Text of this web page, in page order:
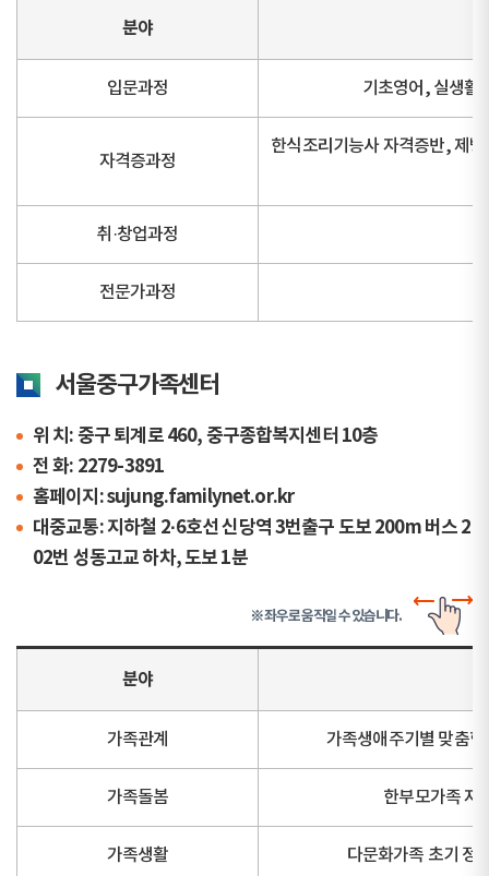
분야
입문과정 기초영어, 실생활
자격증과정
한식조리기능사 자격증반, 제
취·창업과정
전문가과정
서울중구가족센터
위 치: 중구 퇴계로 460, 중구종합복지센터 10층
전 화: 2279-3891
홈페이지: sujung.familynet.or.kr
대중교통: 지하철 2·6호선 신당역 3번출구 도보 200m 버스 2
02번 성동고교 하차, 도보 1분
※ 좌우로 움직일 수 있습니다.
분야
가족관계 가족생애주기별 맞춤
가족돌봄 한부모가족 자
가족생활 다문화가족 초기 정